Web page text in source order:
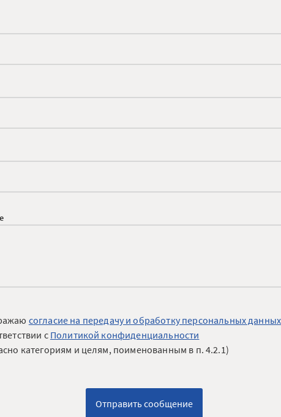
согласие на передачу и обработку персональных данных
с Политикой конфиденциальности
категориям и целям, поименованным в п. 4.2.1)
Отправить сообщение